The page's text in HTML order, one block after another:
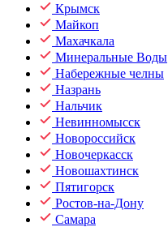
Крымск
Майкоп
Махачкала
Минеральные Воды
Набережные челны
Назрань
Нальчик
Невинномысск
Новороссийск
Новочеркасск
Новошахтинск
Пятигорск
Ростов-на-Дону
Самара